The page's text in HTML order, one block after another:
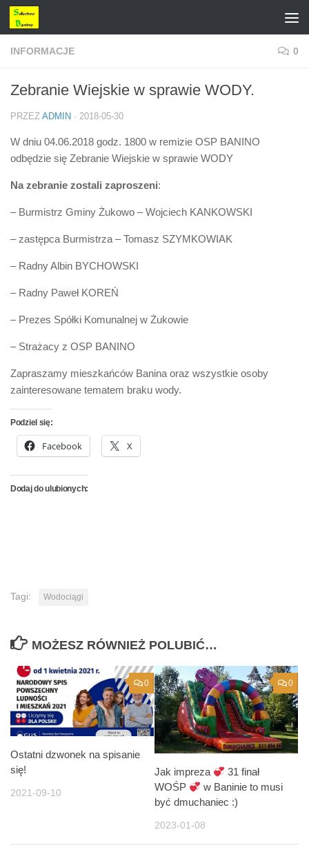
Przejdź do treści
INFORMACJE 0
Zebranie Wiejskie w sprawie WODY.
PRZEZ ADMIN · 2018-05-30
W dniu 04.06.2018 godz. 1800 w remizie OSP BANINO
odbędzie się Zebranie Wiejskie w sprawie WODY
Na zebranie zostali zaproszeni:
– Burmistrz Gminy Żukowo – Wojciech KANKOWSKI
– zastępca Burmistrza – Tomasz SZYMKOWIAK
– Radny Albin BYCHOWSKI
– Radny Paweł KOREŃ
– Prezes Spółki Komunalnej w Żukowie
– Strażacy z OSP BANINO
Zapraszamy mieszkańców Banina oraz wszystkie osoby
zainteresowane tematem braku wody.
Podziel się:
Facebook X
Dodaj do ulubionych:
Tagi: Wodociągi
MOŻESZ RÓWNIEŻ POLUBIĆ…
0
Ostatni dzwonek na spisanie
się!
2021-09-10
0
Jak impreza
31 finał
WOŚP
w Baninie to musi
być dmuchaniec :)
2023-01-08